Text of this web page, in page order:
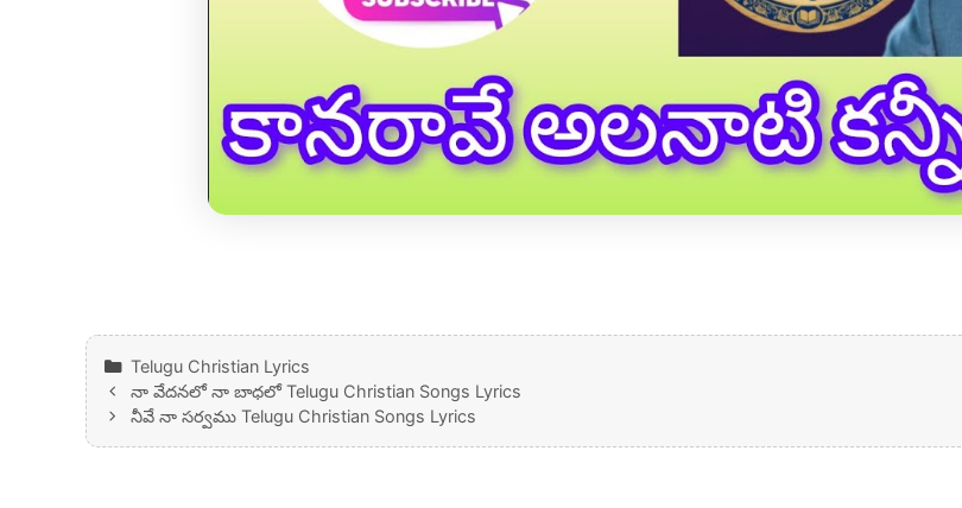
Categories
Telugu Christian Lyrics
నా వేదనలో నా బాధలో Telugu Christian Songs Lyrics
నీవే నా సర్వము Telugu Christian Songs Lyrics